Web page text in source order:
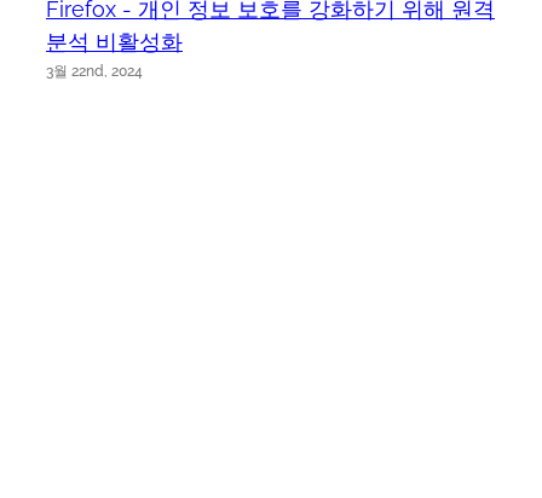
Firefox - 개인 정보 보호를 강화하기 위해 원격
분석 비활성화
3월 22nd, 2024